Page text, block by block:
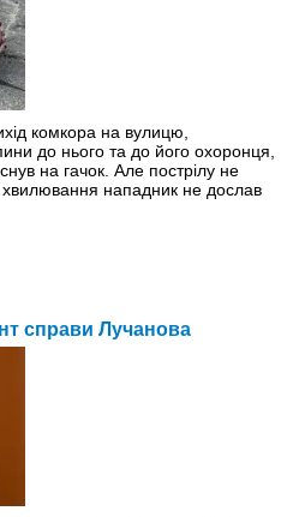
комкора на вулицю,
до нього та до його охоронця,
на гачок. Але пострілу не
хвилювання нападник не дослав
справи Лучанова